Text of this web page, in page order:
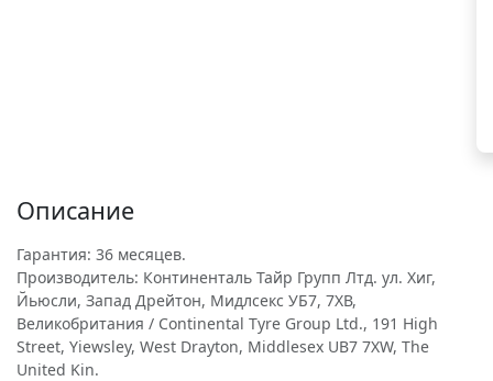
Описание
Гарантия: 36 месяцев.
Производитель: Континенталь Тайр Групп Лтд. ул. Хиг,
Йьюсли, Запад Дрейтон, Мидлсекс УБ7, 7ХВ,
Великобритания / Continental Tyre Group Ltd., 191 High
Street, Yiewsley, West Drayton, Middlesex UB7 7XW, The
United Kin.